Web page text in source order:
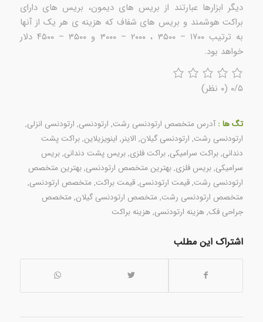
دیگر ابزارها عبارتند از بریس های دیمون، بریس های دارای
براکت هوشمند و بریس های شفاف که هزینه ی هر یک از آنها
به ترتیب ۱۷۰۰ – ۳۵۰۰ ، ۲۰۰۰ – ۳۰۰۰ و ۳۵۰۰ – ۴۵۰۰ دلار
خواهد بود.
۰/۵ (۰ نظر)
تگ ها : آدرس متخصص ارتودنسی رشت, ارتودنسی, ارتودنسی انزلی,
ارتودنسی رشت, ارتودنسی گیلان, الاینر, اینویزیلاین,براکت پشت
دندانی,براکت سرامیکی,براکت فلزی,بریس پشت دندانی,بریس
سرامیکی,بریس فلزی,بهترین متخصص ارتودنسی,بهترین متخصص
ارتودنسی رشت,قیمت ارتودنسی,قیمت براکت, متخصص ارتودنسی,
متخصص ارتودنسی رشت, متخصص ارتودنسی گیلان, متخصص
جراحی فک,هزینه ارتودنسی,هزینه براکت
اشتراک این مطلب